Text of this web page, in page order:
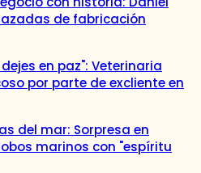
de fabricación
en paz": Veterinaria
por parte de excliente en
del mar: Sorpresa en
marinos con "espíritu